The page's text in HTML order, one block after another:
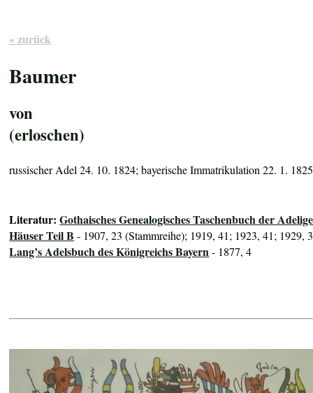
« zurück
Baumer
von
(erloschen)
russischer Adel 24. 10. 1824; bayerische Immatrikulation 22. 1. 1825
Literatur:Gothaisches Genealogisches Taschenbuch der
Häuser Teil B - 1907, 23 (Stammreihe); 1919, 41; 1923, 41; 1929,
Lang’s Adelsbuch des Königreichs Bayern- 1877, 4